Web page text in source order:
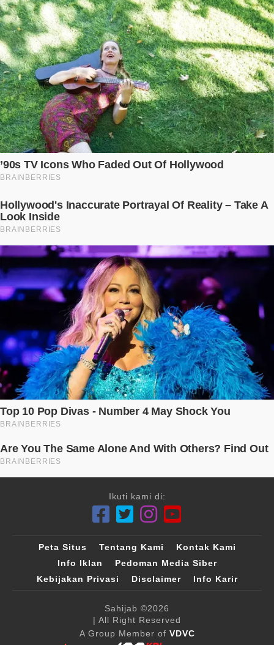
Ikuti kami di:
Peta Situs Tentang Kami
Kontak Kami
Info Iklan
Pedoman Media Siber
Kebijakan Privasi
Disclaimer Info Karir
Sahijab ©2026
| All Right Reserved
A Group Member of VDVC